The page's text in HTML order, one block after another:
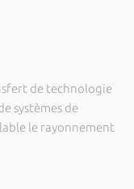
de technologie
systèmes de
le rayonnement